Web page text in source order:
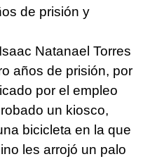
de prisión y
Natanael Torres
años de prisión, por
por el empleo
un kiosco,
bicicleta en la que
les arrojó un palo